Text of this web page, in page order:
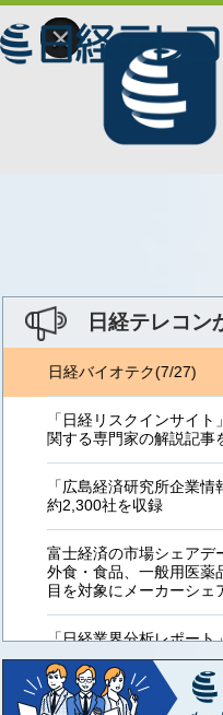
×
日経テレコン
6) 日経バイオテク(7/27)
「日経リスクインサイ
関する専門家の解説記事
「広島経済研究所企業
約2,300社を収録
富士経済の市場シェアデ
外食・食品、一般用医薬
目を対象にメーカーシェ
「日経業界分析レポート
「工業用プラスチック製
など20業界の内容を刷新